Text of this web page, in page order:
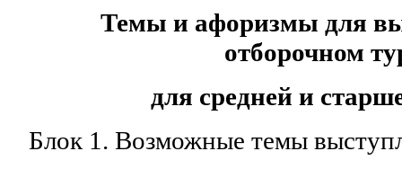
Темы и афоризмы для
отборочном
для средней и
Блок 1. Возможные темы